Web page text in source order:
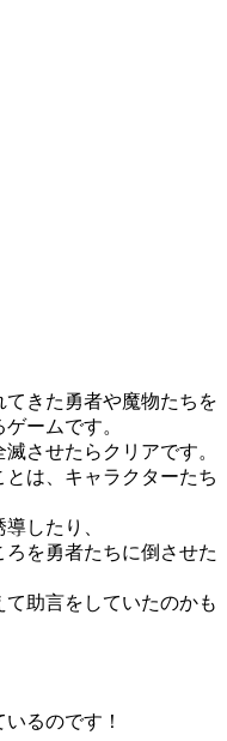
きた勇者や魔物たちを
ームです。
させたらクリアです。
は、キャラクターたち
したり、
を勇者たちに倒させた
助言をしていたのかも
るのです！